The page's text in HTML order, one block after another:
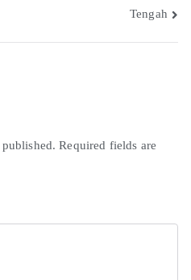
Tengah
Required fields are